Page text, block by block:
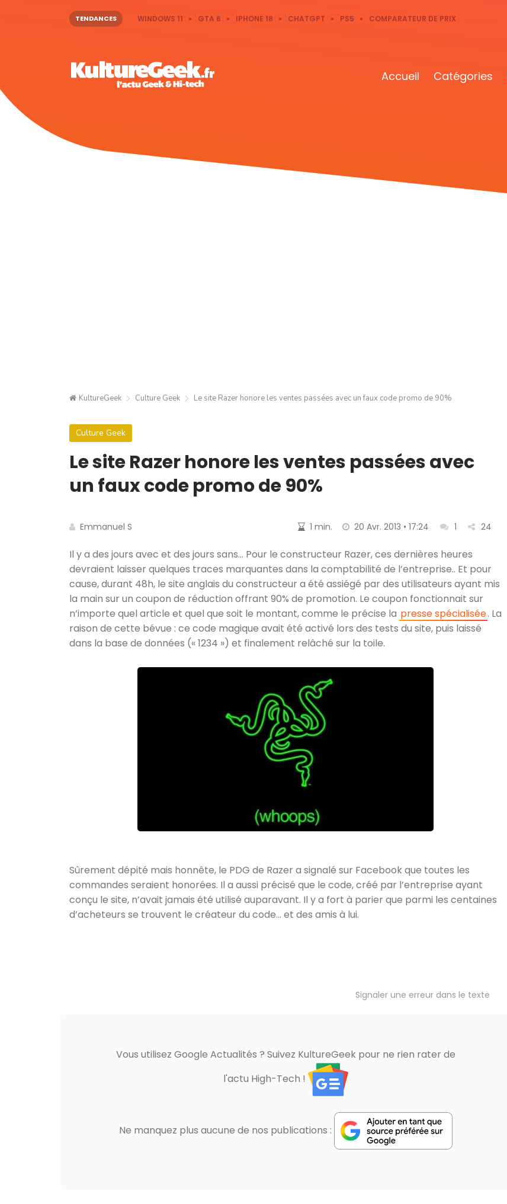
TENDANCES WINDOWS 11 GTA 6 IPHONE 18 CHATGPT PS5 COMPARATEUR DE PRIX
Accueil Catégories
KultureGeek Culture Geek Le site Razer honore les ventes passées avec un faux code promo de 90%
Culture Geek
Le site Razer honore les ventes passées avec
un faux code promo de 90%
Emmanuel S 1 min. 20 Avr. 2013 • 17:24 1 24
Il y a des jours avec et des jours sans… Pour le constructeur Razer, ces dernières heures
devraient laisser quelques traces marquantes dans la comptabilité de l’entreprise.. Et pour
cause, durant 48h, le site anglais du constructeur a été assiégé par des utilisateurs ayant mis
la main sur un coupon de réduction offrant 90% de promotion. Le coupon fonctionnait sur
n’importe quel article et quel que soit le montant, comme le précise la presse spécialisée. La
raison de cette bévue : ce code magique avait été activé lors des tests du site, puis laissé
dans la base de données (« 1234 ») et finalement relâché sur la toile.
Sûrement dépité mais honnête, le PDG de Razer a signalé sur Facebook que toutes les
commandes seraient honorées. Il a aussi précisé que le code, créé par l’entreprise ayant
conçu le site, n’avait jamais été utilisé auparavant. Il y a fort à parier que parmi les centaines
d’acheteurs se trouvent le créateur du code… et des amis à lui.
Signaler une erreur dans le texte
Vous utilisez Google Actualités ? Suivez KultureGeek pour ne rien rater de
l'actu High-Tech !
Ne manquez plus aucune de nos publications :